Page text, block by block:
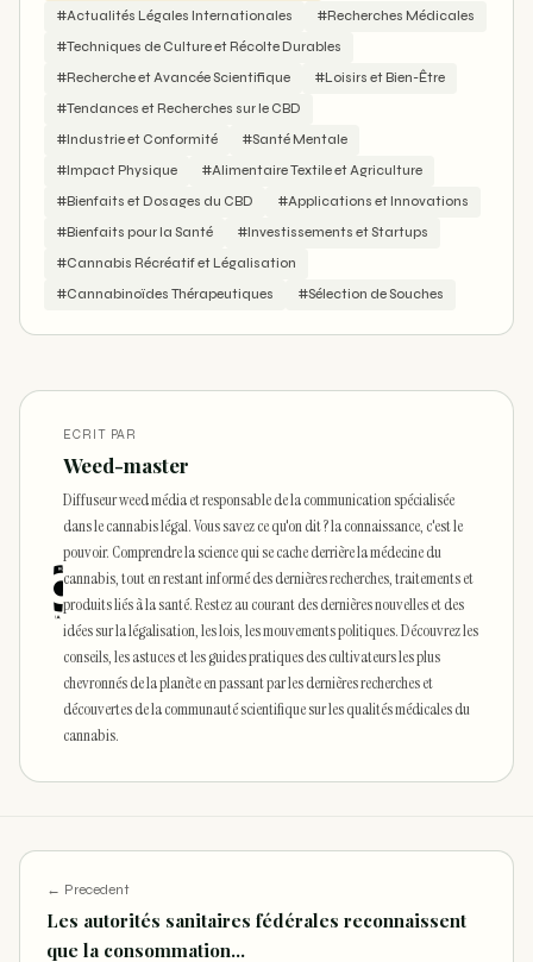
#Actualités Légales Internationales
#Recherches Médicales
#Techniques de Culture et Récolte Durables
#Recherche et Avancée Scientifique
#Loisirs et Bien-Être
#Tendances et Recherches sur le CBD
#Industrie et Conformité
#Santé Mentale
#Impact Physique
#Alimentaire Textile et Agriculture
#Bienfaits et Dosages du CBD
#Applications et Innovations
#Bienfaits pour la Santé
#Investissements et Startups
#Cannabis Récréatif et Légalisation
#Cannabinoïdes Thérapeutiques
#Sélection de Souches
ECRIT PAR
Weed-master
Diffuseur weed média et responsable de la communication spécialisée
dans le cannabis légal. Vous savez ce qu'on dit ? la connaissance, c'est le
pouvoir. Comprendre la science qui se cache derrière la médecine du
cannabis, tout en restant informé des dernières recherches, traitements et
produits liés à la santé. Restez au courant des dernières nouvelles et des
idées sur la légalisation, les lois, les mouvements politiques. Découvrez les
conseils, les astuces et les guides pratiques des cultivateurs les plus
chevronnés de la planète en passant par les dernières recherches et
découvertes de la communauté scientifique sur les qualités médicales du
cannabis.
← Precedent
Les autorités sanitaires fédérales reconnaissent
que la consommation…